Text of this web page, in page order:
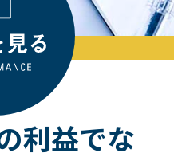
利益でな